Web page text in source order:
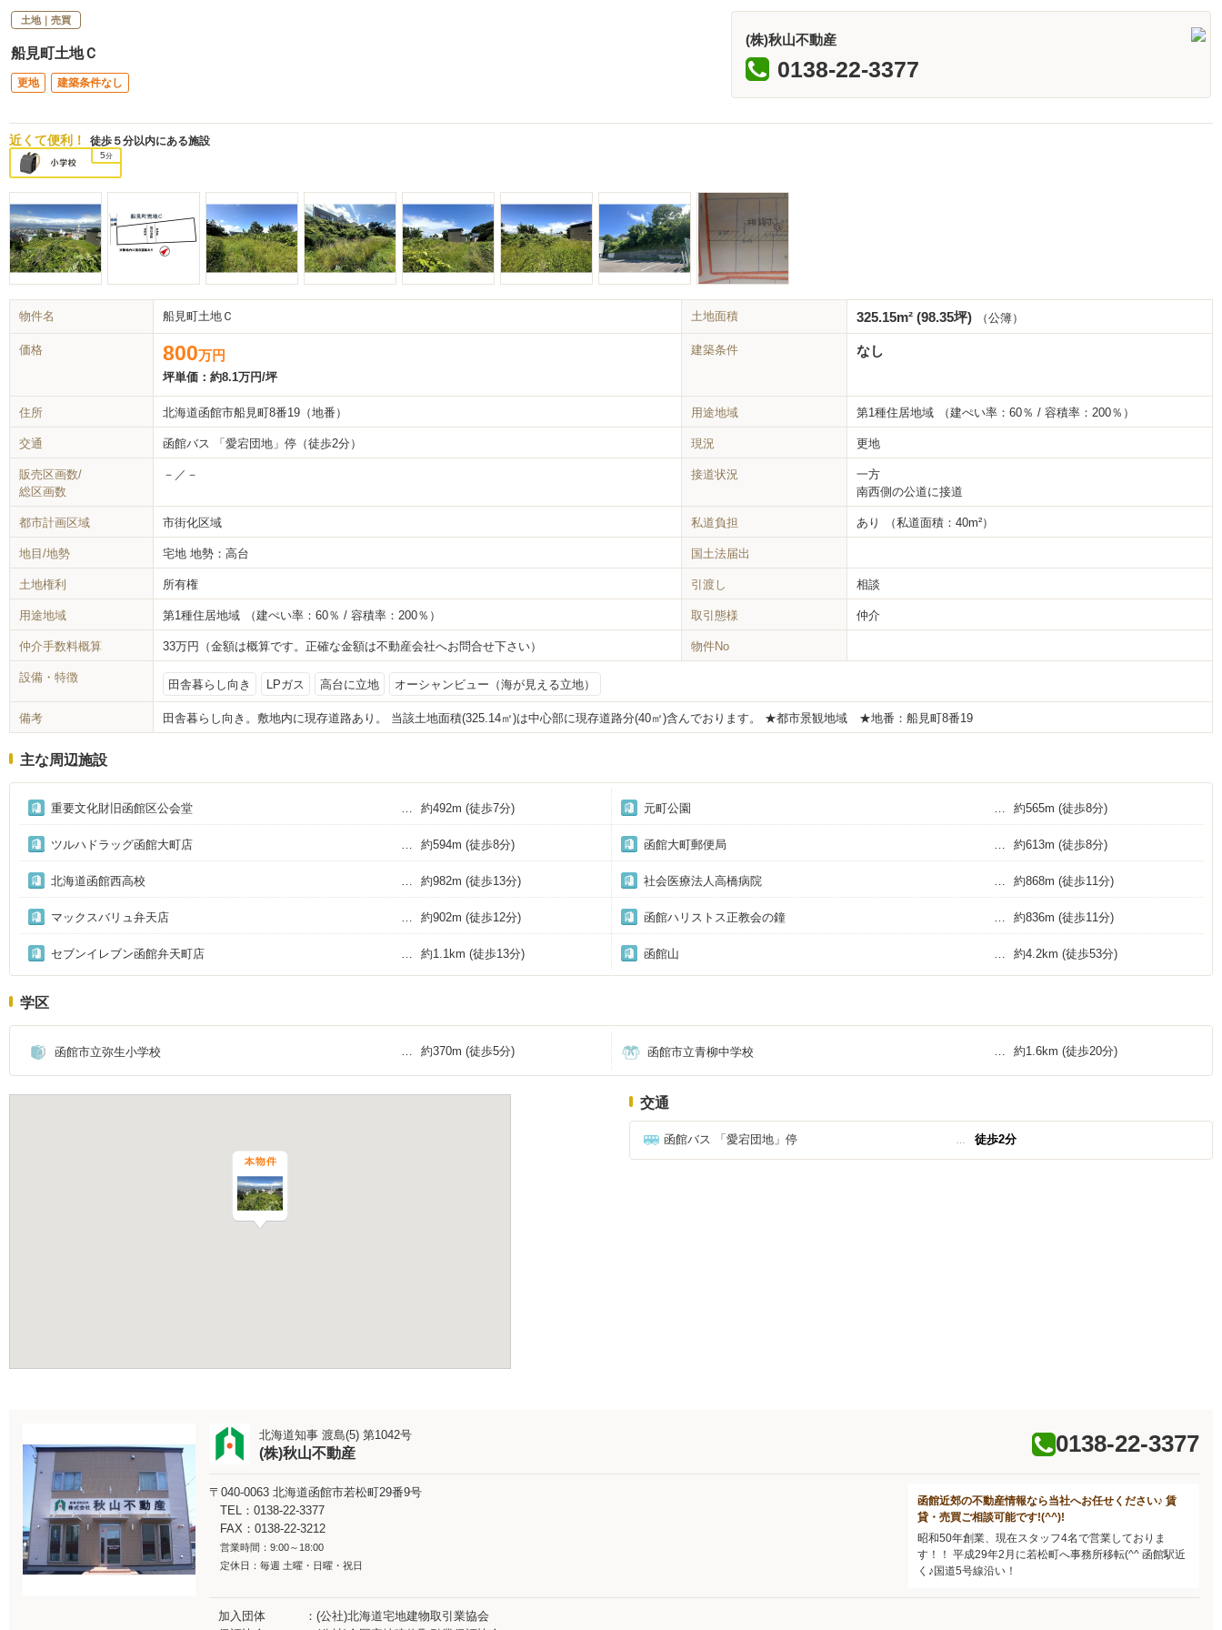
土地｜売買
(株)秋山不動産
0138-22-3377
船見町土地Ｃ
更地 建築条件なし
近くて便利！ 徒歩５分以内にある施設
5分
物件名 船見町土地Ｃ 土地面積 325.15m² (98.35坪) （公簿）
価格 800万円
坪単価： 約8.1万円/坪
建築条件 なし
住所 北海道函館市船見町8番19（地番） 用途地域 第1種住居地域 （建ぺい率：60％ / 容積率：200％）
交通 函館バス 「愛宕団地」停（徒歩2分） 現況 更地
販売区画数/
総区画数
－／－ 接道状況
一方
南西側の公道に接道
都市計画区域 市街化区域 私道負担 あり （私道面積：40m²）
地目/地勢 宅地 地勢：高台 国土法届出
土地権利 所有権 引渡し 相談
用途地域 第1種住居地域 （建ぺい率：60％ / 容積率：200％） 取引態様 仲介
仲介手数料概算 33万円（金額は概算です。正確な金額は不動産会社へお問合せ下さい） 物件No
設備・特徴
田舎暮らし向き LPガス 高台に立地 オーシャンビュー（海が見える立地）
備考 田舎暮らし向き。敷地内に現存道路あり。 当該土地面積(325.14㎡)は中心部に現存道路分(40㎡)含んでおります。 ★都市景観地域 ★地番：船見町8番19
主な周辺施設
重要文化財旧函館区公会堂 約492m (徒歩7分) 元町公園 約565m (徒歩8分)
ツルハドラッグ函館大町店 約594m (徒歩8分) 函館大町郵便局 約613m (徒歩8分)
北海道函館西高校 約982m (徒歩13分) 社会医療法人高橋病院 約868m (徒歩11分)
マックスバリュ弁天店 約902m (徒歩12分) 函館ハリストス正教会の鐘 約836m (徒歩11分)
セブンイレブン函館弁天町店 約1.1km (徒歩13分) 函館山 約4.2km (徒歩53分)
学区
函館市立弥生小学校 約370m (徒歩5分) 函館市立青柳中学校 約1.6km (徒歩20分)
交通
函館バス 「愛宕団地」停 徒歩2分
北海道知事 渡島(5) 第1042号
(株)秋山不動産 0138-22-3377
〒040-0063 北海道函館市若松町29番9号
TEL：0138-22-3377
FAX：0138-22-3212
営業時間：9:00～18:00
定休日：毎週 土曜・日曜・祝日
函館近郊の不動産情報なら当社へお任せください♪ 賃
貸・売買ご相談可能です!(^^)!
昭和50年創業、現在スタッフ4名で営業しておりま
す！！ 平成29年2月に若松町へ事務所移転(^^ 函館駅近
く♪国道5号線沿い！
加入団体
(公社)北海道宅地建物取引業協会